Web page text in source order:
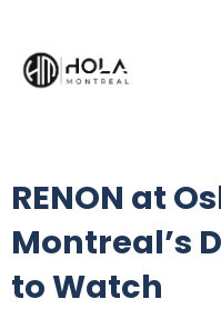
RENON at
Montreal’s
to Watch